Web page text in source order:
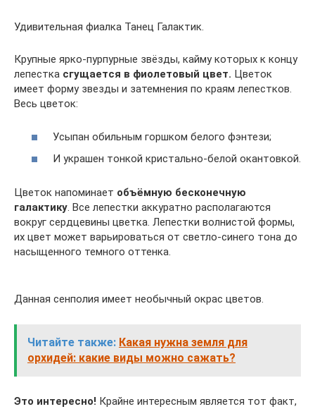
Удивительная фиалка Танец Галактик.
Крупные ярко-пурпурные звёзды, кайму которых к концу
лепестка сгущается в фиолетовый цвет. Цветок
имеет форму звезды и затемнения по краям лепестков.
Весь цветок:
Усыпан обильным горшком белого фэнтези;
И украшен тонкой кристально-белой окантовкой.
Цветок напоминает объёмную бесконечную
галактику. Все лепестки аккуратно располагаются
вокруг сердцевины цветка. Лепестки волнистой формы,
их цвет может варьироваться от светло-синего тона до
насыщенного темного оттенка.
Данная сенполия имеет необычный окрас цветов.
Читайте также: Какая нужна земля для
орхидей: какие виды можно сажать?
Это интересно! Крайне интересным является тот факт,